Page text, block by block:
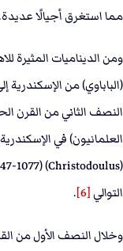
مما استغرق أجيالًا عديدة.
ومن الديناميات المثيرة
(الباباوي) من الإسكندرية
النصف الثاني من القرن
العلمانيون) في
التوالي[6]
.
وخلال النصف الأول من